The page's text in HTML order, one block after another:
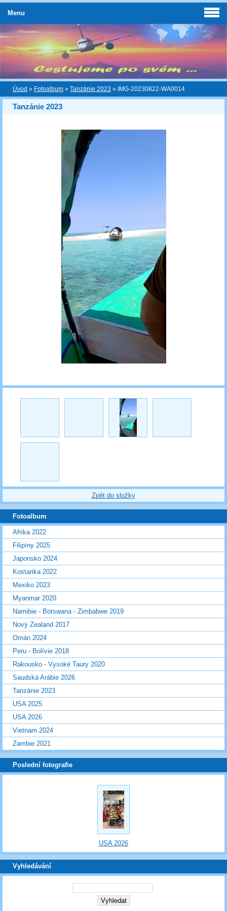
Úvod » Fotoalbum » Tanzánie 2023 » IMG-20230822-WA0014
Tanzánie 2023
Zpět do složky
Menu
Fotoalbum
Afrika 2022
Filipíny 2025
Japonsko 2024
Kostarika 2022
Mexiko 2023
Myanmar 2020
Namibie - Botswana - Zimbabwe 2019
Nový Zealand 2017
Omán 2024
Peru - Bolívie 2018
Rakousko - Vysoké Taury 2020
Saudská Arábie 2026
Tanzánie 2023
USA 2025
USA 2026
Vietnam 2024
Zambie 2021
Poslední fotografie
USA 2026
Vyhledávání